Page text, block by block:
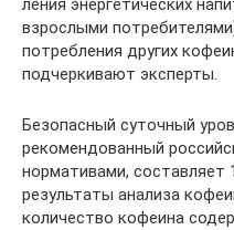
ления энергетических
взрослыми
потребления других
подчеркивают эксперты.
Безопасный суточный
рекомендо­ванный
нормативами, составляет
результаты анализа
количество кофеина